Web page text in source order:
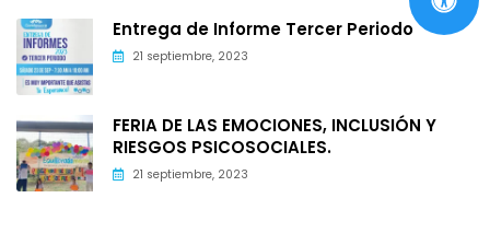
Entrega de Informe Tercer Periodo
21 septiembre, 2023
FERIA DE LAS EMOCIONES, INCLUSIÓN Y
RIESGOS PSICOSOCIALES.
21 septiembre, 2023